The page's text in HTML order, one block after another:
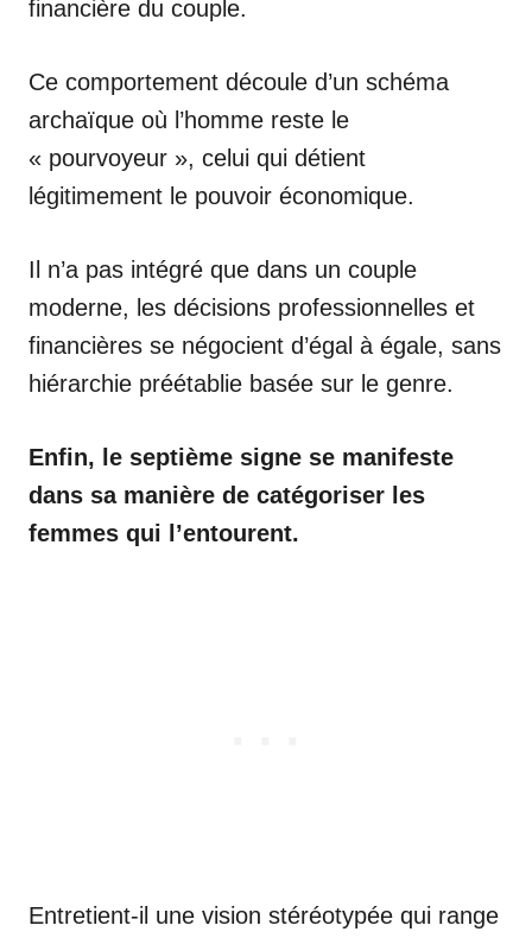
financière du couple.
Ce comportement découle d’un schéma
archaïque où l’homme reste le
« pourvoyeur », celui qui détient
légitimement le pouvoir économique.
Il n’a pas intégré que dans un couple
moderne, les décisions professionnelles et
financières se négocient d’égal à égale, sans
hiérarchie préétablie basée sur le genre.
Enfin, le septième signe se manifeste
dans sa manière de catégoriser les
femmes qui l’entourent.
Entretient-il une vision stéréotypée qui range